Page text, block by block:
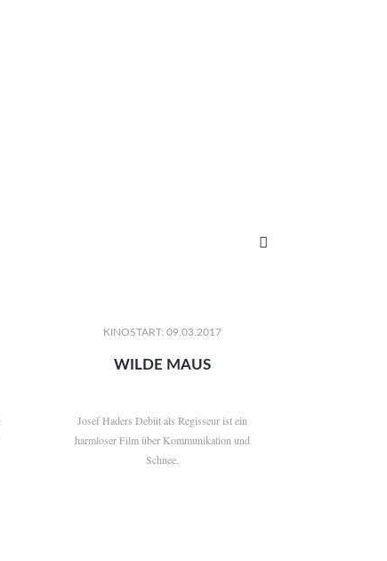

KINOSTART: 09.03.2017
WILDE MAUS
Josef Haders Debüt als Regisseur ist ein
harmloser Film über Kommunikation und
Schnee.